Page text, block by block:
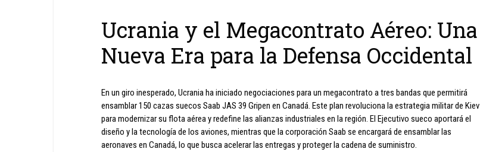
Ucrania y el Megacontrato Aéreo: Una
Nueva Era para la Defensa Occidental
En un giro inesperado, Ucrania ha iniciado negociaciones para un megacontrato a tres bandas que permitirá
ensamblar 150 cazas suecos Saab JAS 39 Gripen en Canadá. Este plan revoluciona la estrategia militar de Kiev
para modernizar su flota aérea y redefine las alianzas industriales en la región. El Ejecutivo sueco aportará el
diseño y la tecnología de los aviones, mientras que la corporación Saab se encargará de ensamblar las
aeronaves en Canadá, lo que busca acelerar las entregas y proteger la cadena de suministro.